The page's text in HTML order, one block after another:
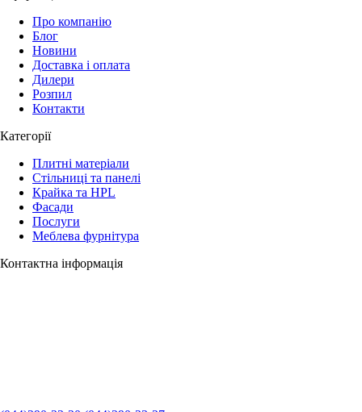
Про компанію
Блог
Новини
Доставка і оплата
Дилери
Розпил
Контакти
Категорії
Плитні матеріали
Стільниці та панелі
Крайка та HPL
Фасади
Послуги
Меблева фурнітура
Контактна інформація